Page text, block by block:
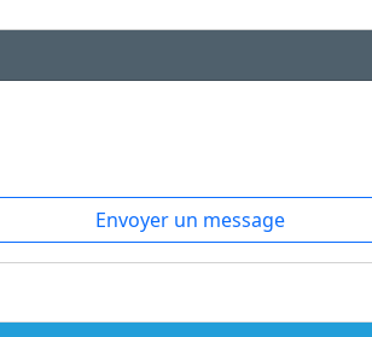
Envoyer un message